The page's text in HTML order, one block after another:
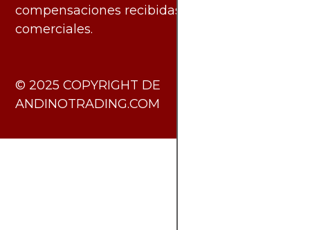
compensaciones recibidas de socios
comerciales.
​© 2025 COPYRIGHT DE
ANDINOTRADING.COM